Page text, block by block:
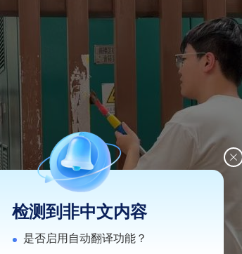
检测到非中文内容
是否启用自动翻译功能？